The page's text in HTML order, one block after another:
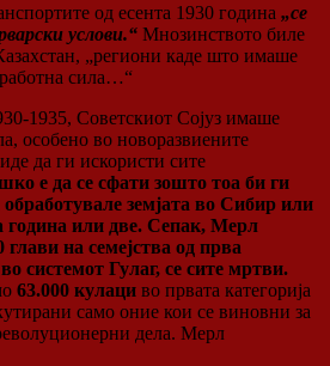
од есента 1930 година „се
услови.“ Мнозинството биле
„региони каде што имаше
сила…“
1935, Советскиот Сојуз имаше
особено во новоразвиените
да ги искористи сите
е да се сфати зошто тоа би ги
земјата во Сибир или
година или две. Сепак, Мерл
на семејства од прва
системот Гулаг, се сите мртви.
63.000 кулаци во првата категорија
само оние кои се виновни за
дела. Мерл